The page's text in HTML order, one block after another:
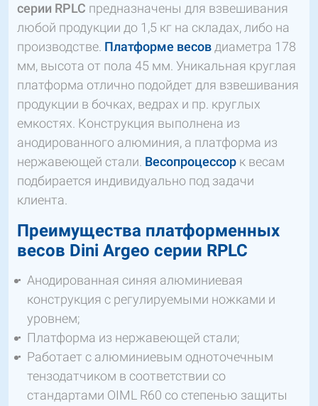
серии RPLC предназначены для взвешивания
любой продукции до 1,5 кг на складах, либо на
производстве. Платформе весовдиаметра 178
мм, высота от пола 45 мм. Уникальная круглая
платформа отлично подойдет для взвешивания
продукции в бочках, ведрах и пр. круглых
емкостях. Конструкция выполнена из
анодированного алюминия, а платформа из
нержавеющей стали. Весопроцессор к весам
подбирается индивидуально под задачи
клиента.
Преимущества платформенных
весов Dini Argeo серии RPLC
Анодированная синяя алюминиевая
конструкция с регулируемыми ножками и
уровнем;
Платформа из нержавеющей стали;
Работает с алюминиевым одноточечным
тензодатчиком в соответствии со
стандартами OIML R60 со степенью защиты